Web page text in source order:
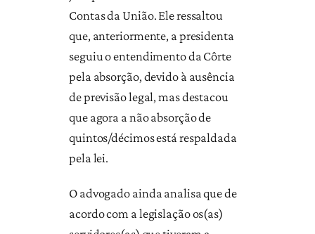
Contas da União. Ele ressaltou
que, anteriormente, a presidenta
seguiu o entendimento da Côrte
pela absorção, devido à ausência
de previsão legal, mas destacou
que agora a não absorção de
quintos/décimos está respaldada
pela lei.
O advogado ainda analisa que de
acordo com a legislação os(as)